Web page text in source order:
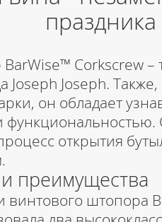
праздника
Corkscrew –
Joseph Joseph.
он обладает
открытия
преимущества
винтового штопора